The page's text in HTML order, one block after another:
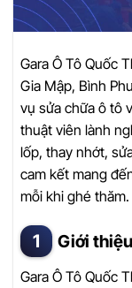
Gara Ô Tô Quốc
Gia Mập, Bình
vụ sửa chữa ô tô
thuật viên lành
lốp, thay nhớt,
cam kết mang
mỗi khi ghé thăm.
Giới
Gara Ô Tô Quốc